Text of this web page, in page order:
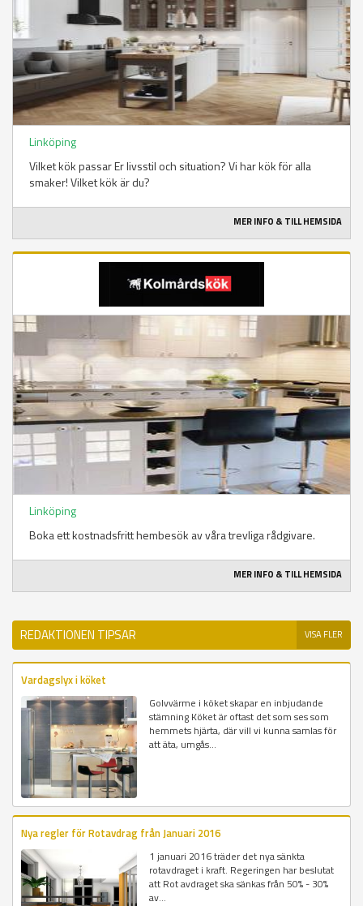
Linköping
Vilket kök passar Er livsstil och situation? Vi har kök för alla
smaker! Vilket kök är du?
MER INFO & TILL HEMSIDA
Linköping
Boka ett kostnadsfritt hembesök av våra trevliga rådgivare.
MER INFO & TILL HEMSIDA
REDAKTIONEN TIPSAR VISA FLER
Vardagslyx i köket
Golvvärme i köket skapar en inbjudande
stämning Köket är oftast det som ses som
hemmets hjärta, där vill vi kunna samlas för
att äta, umgås...
Nya regler för Rotavdrag från Januari 2016
1 januari 2016 träder det nya sänkta
rotavdraget i kraft. Regeringen har beslutat
att Rot avdraget ska sänkas från 50% - 30%
av...